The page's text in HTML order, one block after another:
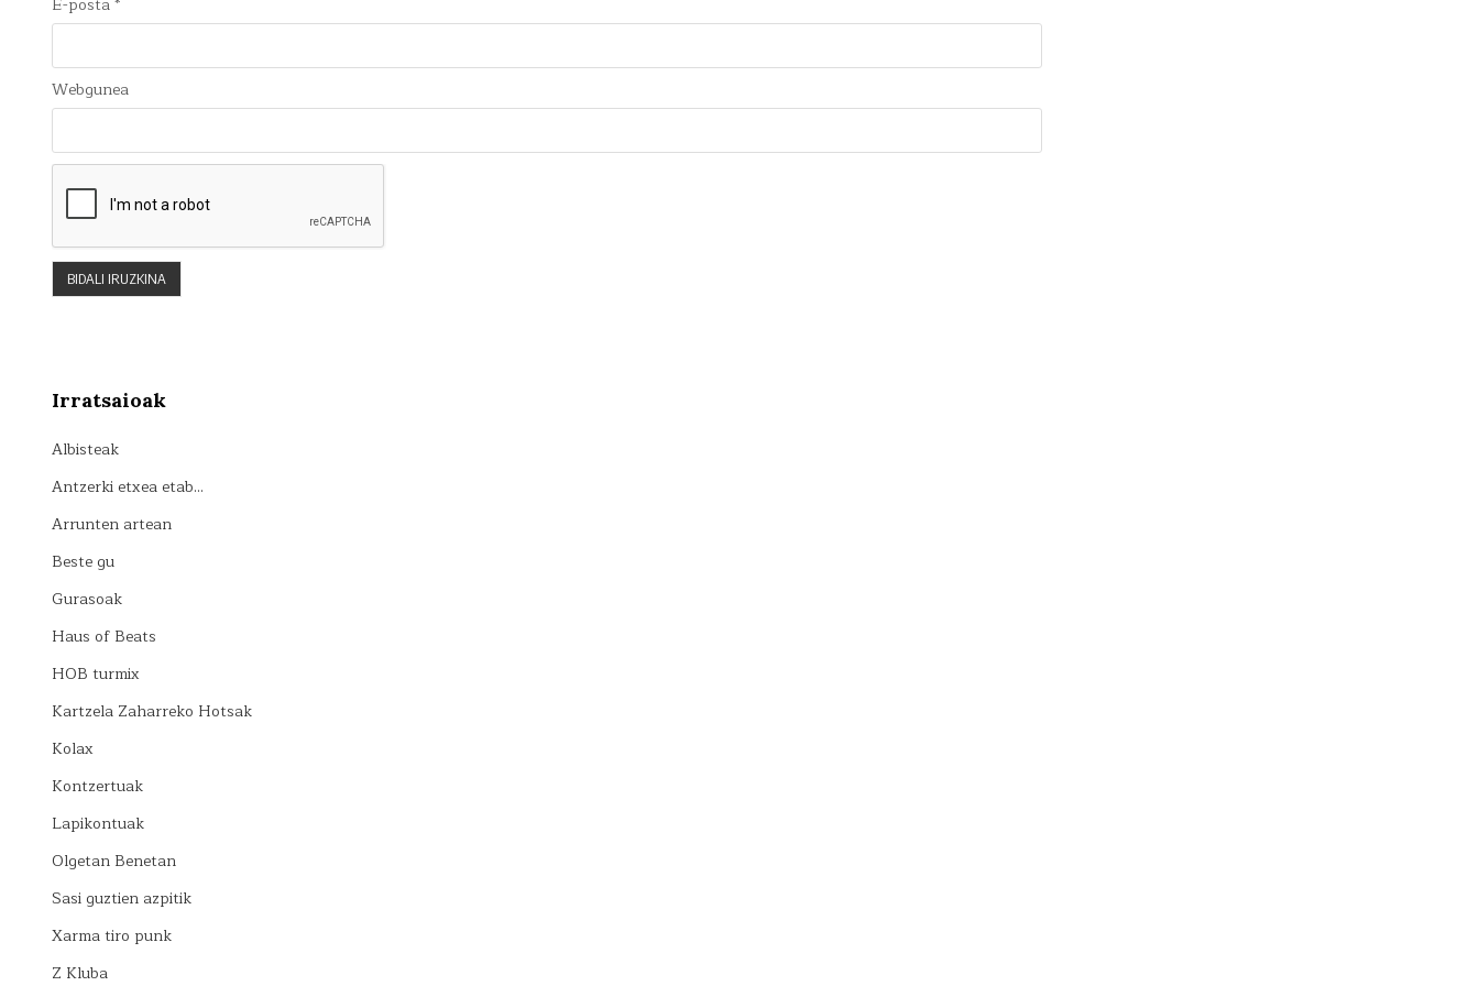
Webgunea
Irratsaioak
Albisteak
Antzerki etxea etab…
Arrunten artean
Beste gu
Gurasoak
Haus of Beats
HOB turmix
Kartzela Zaharreko Hotsak
Kolax
Kontzertuak
Lapikontuak
Olgetan Benetan
Sasi guztien azpitik
Xarma tiro punk
Z Kluba